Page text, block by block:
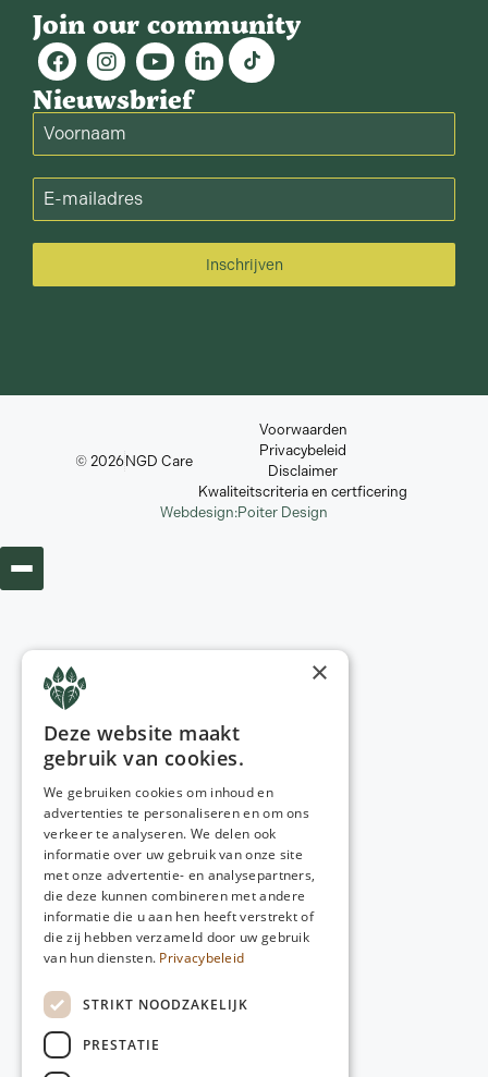
Join our community
Nieuwsbrief
Inschrijven
© 2026 NGD Care
Voorwaarden
Privacybeleid
Disclaimer
Kwaliteitscriteria en certficering
Webdesign:Poiter Design
×
Deze website maakt
gebruik van cookies.
We gebruiken cookies om inhoud en
advertenties te personaliseren en om ons
verkeer te analyseren. We delen ook
informatie over uw gebruik van onze site
met onze advertentie- en analysepartners,
die deze kunnen combineren met andere
informatie die u aan hen heeft verstrekt of
die zij hebben verzameld door uw gebruik
van hun diensten. Privacybeleid
STRIKT NOODZAKELIJK
PRESTATIE